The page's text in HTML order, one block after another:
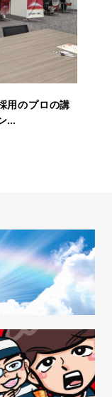
用のプロの講
…